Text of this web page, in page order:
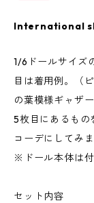
International
1/6ドールサイズ
目は着用例。（
の葉模様ギャザ
5枚目にあるもの
コーデにしてみま
※ドール本体は付
セット内容